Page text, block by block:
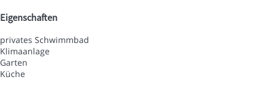
Eigenschaften
privates Schwimmbad
Klimaanlage
Garten
Küche